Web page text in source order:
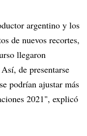
argentino y los
de nuevos recortes,
llegaron
de presentarse
podrían ajustar más
2021", explicó